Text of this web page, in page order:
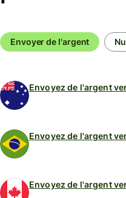
Envoyer de l'argent
Envoyez de l'argent
Envoyez de l'argent
Envoyez de l'argent